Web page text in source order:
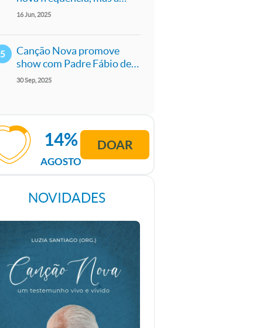
mesma evangelização
16Jun 2025
Canção Nova promove
show com Padre Fábio de
Melo e convidados em São
30Sep 2025
AGOSTO
14% DOAR
NOVIDADES